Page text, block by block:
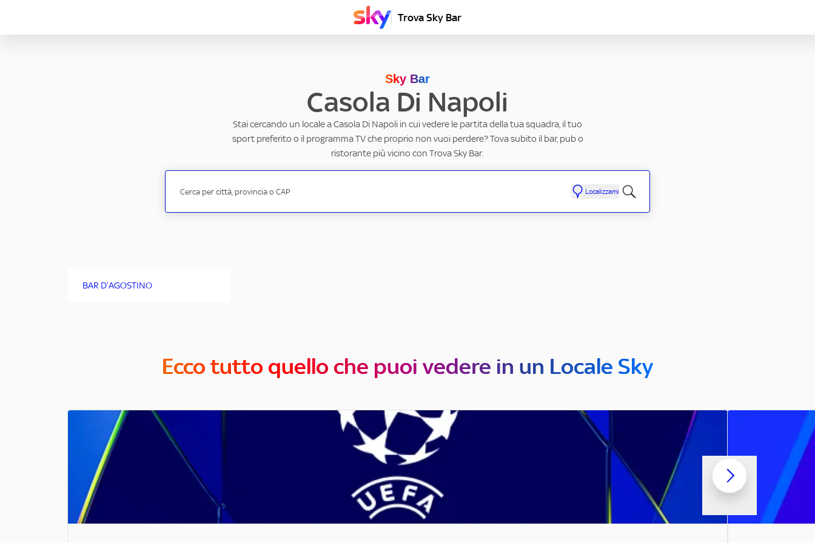
Trova Sky Bar
Sky Bar
Casola Di Napoli
Stai cercando un locale a Casola Di Napoli in cui vedere le partita della tua squadra, il tuo
sport preferito o il programma TV che proprio non vuoi perdere? Tova subito il bar, pub o
ristorante più vicino con Trova Sky Bar.
Localizzami
BAR D’AGOSTINO
Ecco tutto quello che puoi vedere in un Locale Sky